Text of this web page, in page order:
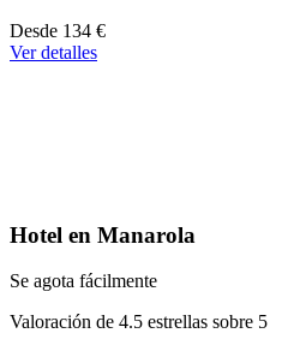
A
partir
Desde 134 €
Ver detalles
Hotel en Manarola
Se agota fácilmente
Valoración de 4.5 estrellas sobre 5